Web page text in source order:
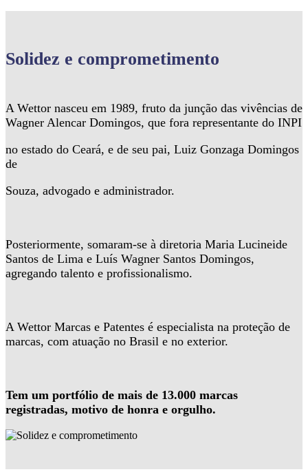
Solidez e comprometimento
A Wettor nasceu em 1989, fruto da junção das vivências de
Wagner Alencar Domingos, que fora representante do INPI
no estado do Ceará, e de seu pai, Luiz Gonzaga Domingos
de
Souza, advogado e administrador.
Posteriormente, somaram-se à diretoria Maria Lucineide
Santos de Lima e Luís Wagner Santos Domingos,
agregando talento e profissionalismo.
A Wettor Marcas e Patentes é especialista na proteção de
marcas, com atuação no Brasil e no exterior.
Tem um portfólio de mais de 13.000 marcas
registradas, motivo de honra e orgulho.